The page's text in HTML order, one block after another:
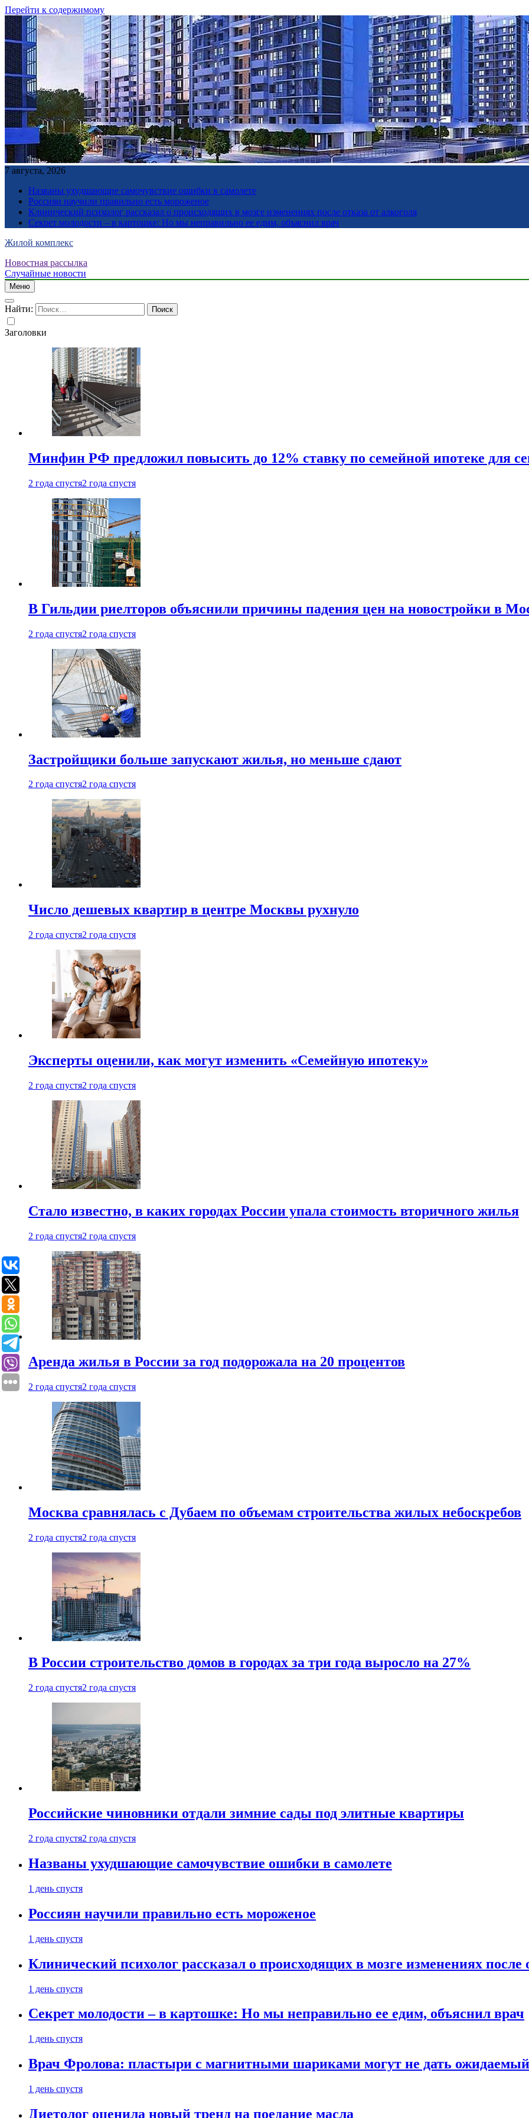
Перейти к содержимому
7 августа, 2026
Названы ухудшающие самочувствие ошибки в самолете
Россиян научили правильно есть мороженое
Клинический психолог рассказал о происходящих в мозге изменениях после отказа от алкоголя
Секрет молодости – в картошке: Но мы неправильно ее едим, объяснил врач
Жилой комплекс
Новостная рассылка
Случайные новости
Меню
Найти:
Заголовки
Минфин РФ предложил повысить до 12% ставку по семейной ипотеке для
2 года спустя2 года спустя
В Гильдии риелторов объяснили причины падения цен на новостройки в
2 года спустя2 года спустя
Застройщики больше запускают жилья, но меньше сдают
2 года спустя2 года спустя
Число дешевых квартир в центре Москвы рухнуло
2 года спустя2 года спустя
Эксперты оценили, как могут изменить «Семейную ипотеку»
2 года спустя2 года спустя
Стало известно, в каких городах России упала стоимость вторичного жилья
2 года спустя2 года спустя
Аренда жилья в России за год подорожала на 20 процентов
2 года спустя2 года спустя
Москва сравнялась с Дубаем по объемам строительства жилых небоскребов
2 года спустя2 года спустя
В России строительство домов в городах за три года выросло на 27%
2 года спустя2 года спустя
Российские чиновники отдали зимние сады под элитные квартиры
2 года спустя2 года спустя
Названы ухудшающие самочувствие ошибки в самолете
1 день спустя
Россиян научили правильно есть мороженое
1 день спустя
Клинический психолог рассказал о происходящих в мозге изменениях после
1 день спустя
Секрет молодости – в картошке: Но мы неправильно ее едим, объяснил врач
1 день спустя
Врач Фролова: пластыри с магнитными шариками могут не дать
1 день спустя
Диетолог оценила новый тренд на поедание масла